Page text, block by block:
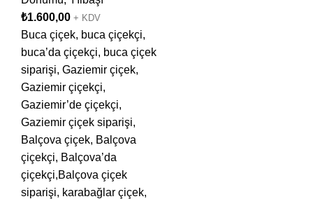
₺1.600,00 + KDV
Buca çiçek, buca çiçekçi,
buca’da çiçekçi, buca çiçek
siparişi, Gaziemir çiçek,
Gaziemir çiçekçi,
Gaziemir’de çiçekçi,
Gaziemir çiçek siparişi,
Balçova çiçek, Balçova
çiçekçi, Balçova’da
çiçekçi,Balçova çiçek
siparişi, karabağlar çiçek,